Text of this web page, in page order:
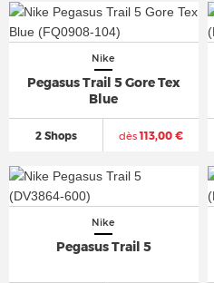
Nike
Pegasus Trail 5 Gore Tex
Blue
2 Shops dès113,00 €
Nike
Pegasus Trail 5